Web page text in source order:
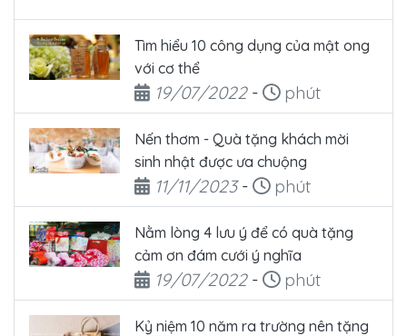
Tìm hiểu 10 công dụng của mật ong
với cơ thể
Ngày đăng
19/07/2022- Thời gian đọc
phút
Nến thơm - Quà tặng khách mời
sinh nhật được ưa chuộng
Ngày đăng
11/11/2023- Thời gian đọc
phút
Nằm lòng 4 lưu ý để có quà tặng
cảm ơn đám cưới ý nghĩa
Ngày đăng
19/07/2022- Thời gian đọc
phút
Kỷ niệm 10 năm ra trường nên tặng